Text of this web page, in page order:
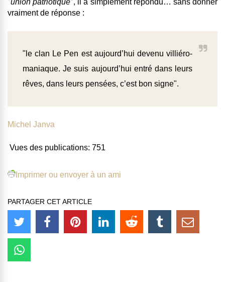
"union patriotique", il a simplement répondu… sans donner
vraiment de réponse :
"le clan Le Pen est aujourd’hui devenu villiéro-
maniaque. Je suis aujourd’hui entré dans leurs
rêves, dans leurs pensées, c’est bon signe".
Michel Janva
Vues des publications: 751
Imprimer ou envoyer à un ami
PARTAGER CET ARTICLE